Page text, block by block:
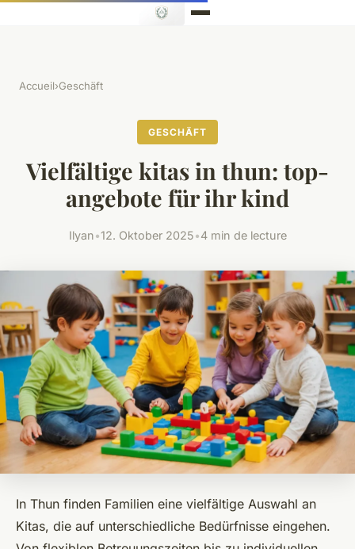
Accueil›Geschäft
GESCHÄFT
Vielfältige kitas in thun: top-
angebote für ihr kind
Ilyan•12. Oktober 2025•4 min de lecture
In Thun finden Familien eine vielfältige Auswahl an
Kitas, die auf unterschiedliche Bedürfnisse eingehen.